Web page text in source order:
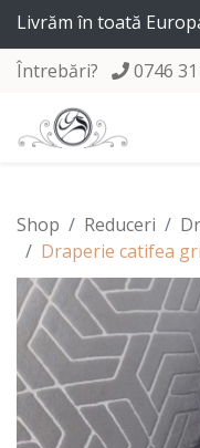
Livrăm în toată
Întrebări? 0746
Shop Reduceri
Draperie catifea